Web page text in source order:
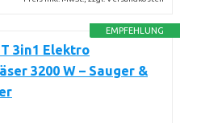
EMPFEHLUNG
3in1 Elektro
3200 W – Sauger &